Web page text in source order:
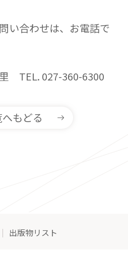
出版物リスト
い合わせは、お電話で
TEL. 027-360-6300
もどる